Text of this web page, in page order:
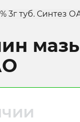
3г туб. Синтез
мазь